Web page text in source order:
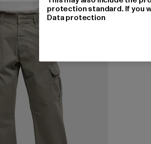
protection standard. If you
Data protection